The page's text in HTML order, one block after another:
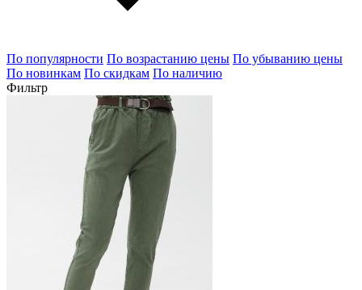
По популярности По возрастанию цены По убыванию цены
По новинкам По скидкам По наличию
Фильтр